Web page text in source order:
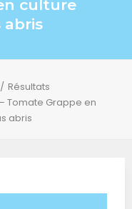
culture
abris
Résultats
– Tomate Grappe en
abris